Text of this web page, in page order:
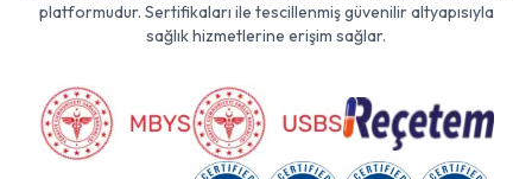
platformudur. Sertifikaları ile tescillenmiş güvenilir altyapısıyla
sağlık hizmetlerine erişim sağlar.